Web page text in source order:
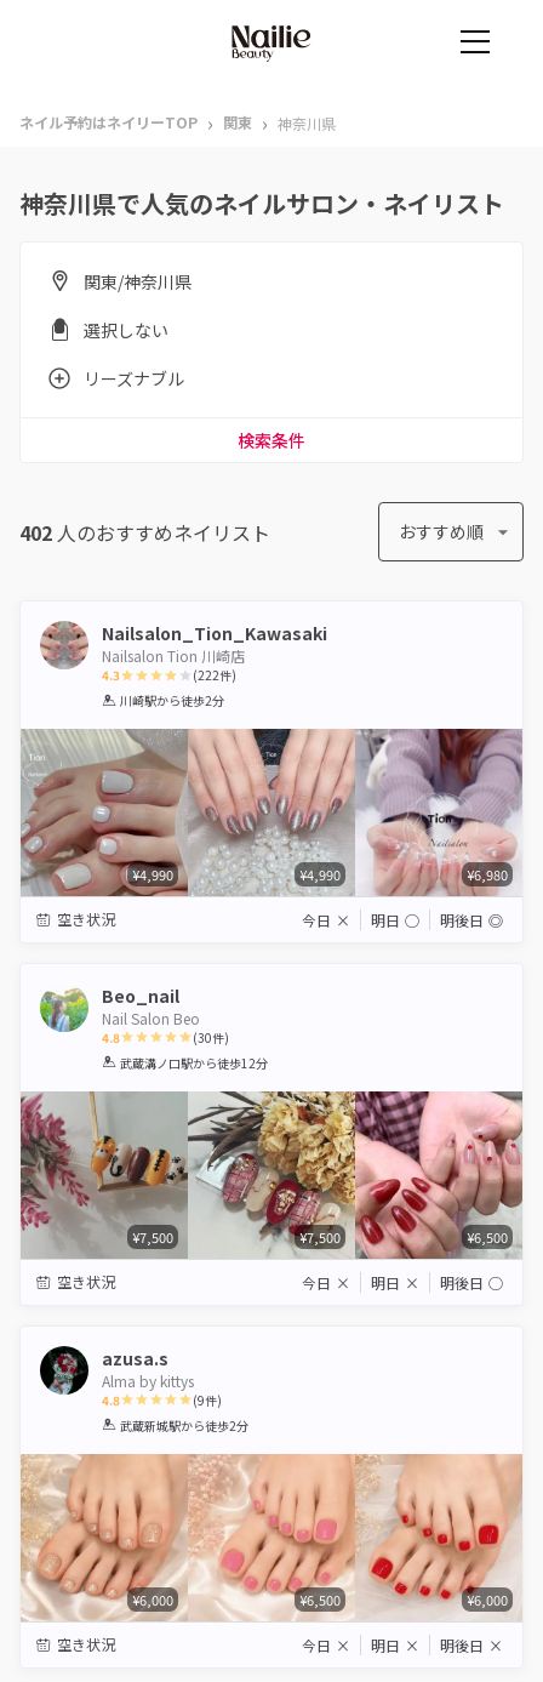
ネイル予約はネイリーTOP › 関東 › 神奈川県
神奈川県で人気のネイルサロン・ネイリスト
関東/神奈川県
選択しない
リーズナブル
検索条件
402 人のおすすめネイリスト おすすめ順
Nailsalon_Tion_Kawasaki
Nailsalon Tion 川崎店
4.3
1 2 3 4 5
(222件)
川崎駅から徒歩2分
¥4,990 ¥4,990 ¥6,980
空き状況 今日 × 明日 ◯ 明後日 ◎
Beo_nail
Nail Salon Beo
4.8
1 2 3 4 5
(30件)
武蔵溝ノ口駅から徒歩12分
¥7,500 ¥7,500 ¥6,500
空き状況 今日 × 明日 × 明後日 ◯
azusa.s
Alma by kittys
4.8
1 2 3 4 5
(9件)
武蔵新城駅から徒歩2分
¥6,000 ¥6,500 ¥6,000
空き状況 今日 × 明日 × 明後日 ×